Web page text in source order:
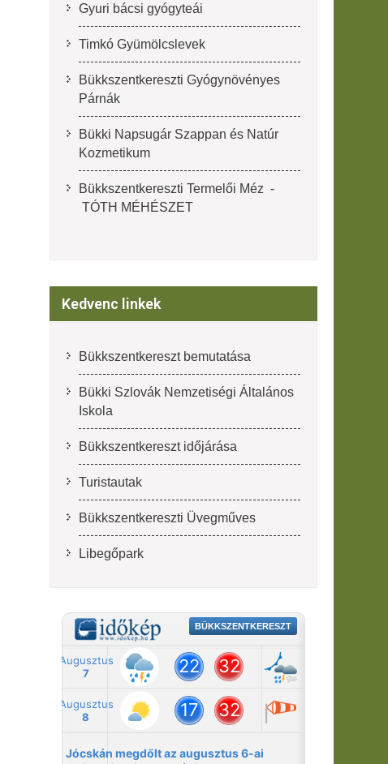
Gyuri bácsi gyógyteái
Timkó Gyümölcslevek
Bükkszentkereszti Gyógynövényes
Párnák
Bükki Napsugár Szappan és Natúr
Kozmetikum
Bükkszentkereszti Termelői Méz -
TÓTH MÉHÉSZET
Kedvenc linkek
Bükkszentkereszt bemutatása
Bükki Szlovák Nemzetiségi Általános
Iskola
Bükkszentkereszt időjárása
Turistautak
Bükkszentkereszti Üvegműves
Libegőpark